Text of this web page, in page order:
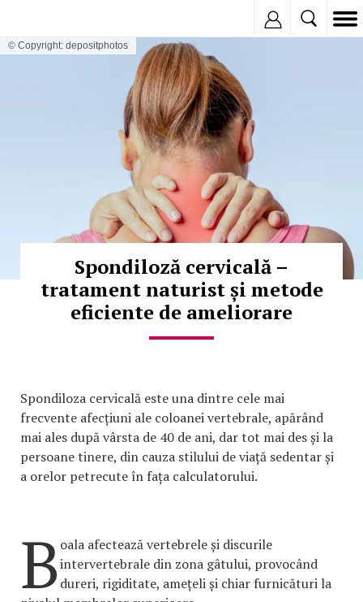
© Copyright: depositphotos
Spondiloză cervicală –
tratament naturist și metode
eficiente de ameliorare
Spondiloza cervicală este una dintre cele mai
frecvente afecțiuni ale coloanei vertebrale, apărând
mai ales după vârsta de 40 de ani, dar tot mai des și la
persoane tinere, din cauza stilului de viață sedentar și
a orelor petrecute în fața calculatorului.
B oala afectează vertebrele și discurile
intervertebrale din zona gâtului, provocând
dureri, rigiditate, amețeli și chiar furnicături la